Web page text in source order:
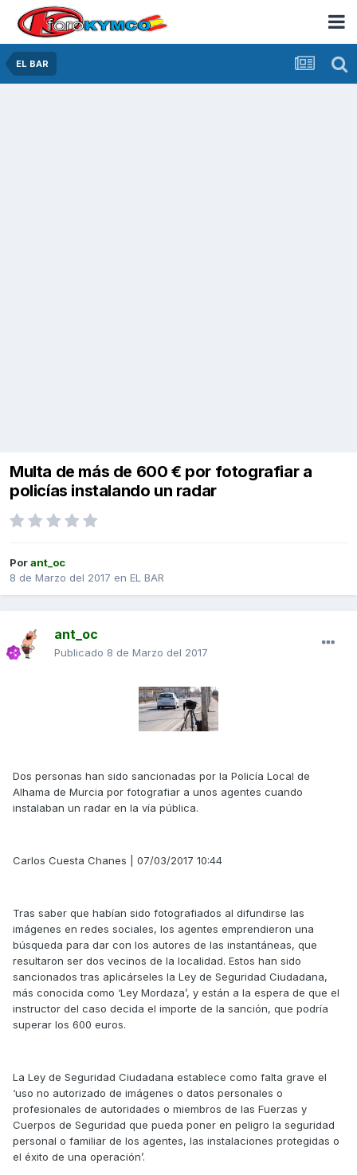
EL BAR
Multa de más de 600 € por fotografiar a
policías instalando un radar
Porant_oc
8 de Marzo del 2017 en EL BAR
ant_oc
Publicado 8 de Marzo del 2017
Dos personas han sido sancionadas por la Policía Local de
Alhama de Murcia por fotografiar a unos agentes cuando
instalaban un radar en la vía pública.
Carlos Cuesta Chanes | 07/03/2017 10:44
Tras saber que habían sido fotografiados al difundirse las
imágenes en redes sociales, los agentes emprendieron una
búsqueda para dar con los autores de las instantáneas, que
resultaron ser dos vecinos de la localidad. Estos han sido
sancionados tras aplicárseles la Ley de Seguridad Ciudadana,
más conocida como ‘Ley Mordaza’, y están a la espera de que el
instructor del caso decida el importe de la sanción, que podría
superar los 600 euros.
La Ley de Seguridad Ciudadana establece como falta grave el
‘uso no autorizado de imágenes o datos personales o
profesionales de autoridades o miembros de las Fuerzas y
Cuerpos de Seguridad que pueda poner en peligro la seguridad
personal o familiar de los agentes, las instalaciones protegidas o
el éxito de una operación’.